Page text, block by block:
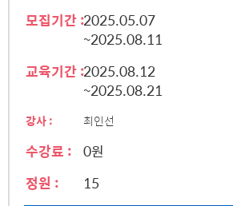
모집기간 :2025.05.07
~2025.08.11
교육기간 :2025.08.12
~2025.08.21
강사 : 최인선
수강료 : 0원
정원 :
15